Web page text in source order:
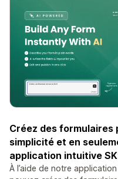
Créez des
simplicité et en
application intuitive
À l’aide de notre